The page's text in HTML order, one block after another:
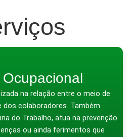
na relação entre o meio de
dos colaboradores. Também
do Trabalho, atua na prevenção
ou ainda ferimentos que